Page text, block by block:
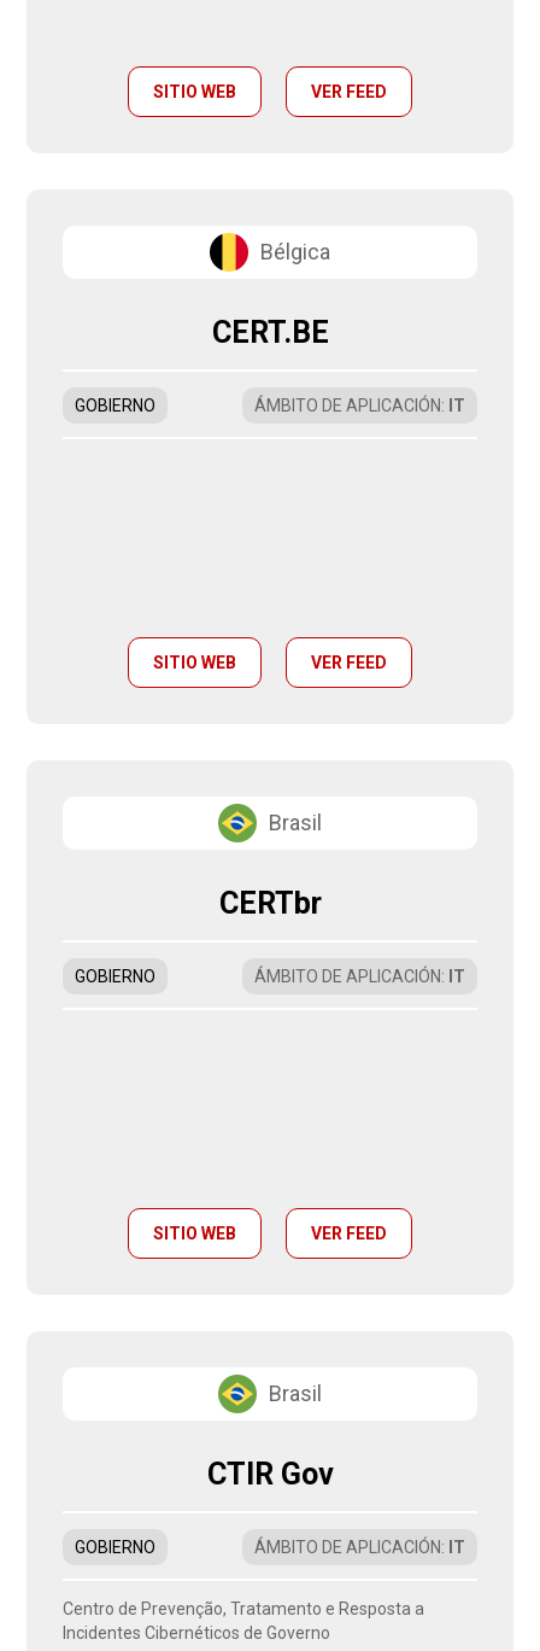
SITIO WEB VER FEED
Bélgica
CERT.BE
GOBIERNO ÁMBITO DE APLICACIÓN: IT
SITIO WEB VER FEED
Brasil
CERTbr
GOBIERNO ÁMBITO DE APLICACIÓN: IT
SITIO WEB VER FEED
Brasil
CTIR Gov
GOBIERNO ÁMBITO DE APLICACIÓN: IT
Centro de Prevenção, Tratamento e Resposta a
Incidentes Cibernéticos de Governo